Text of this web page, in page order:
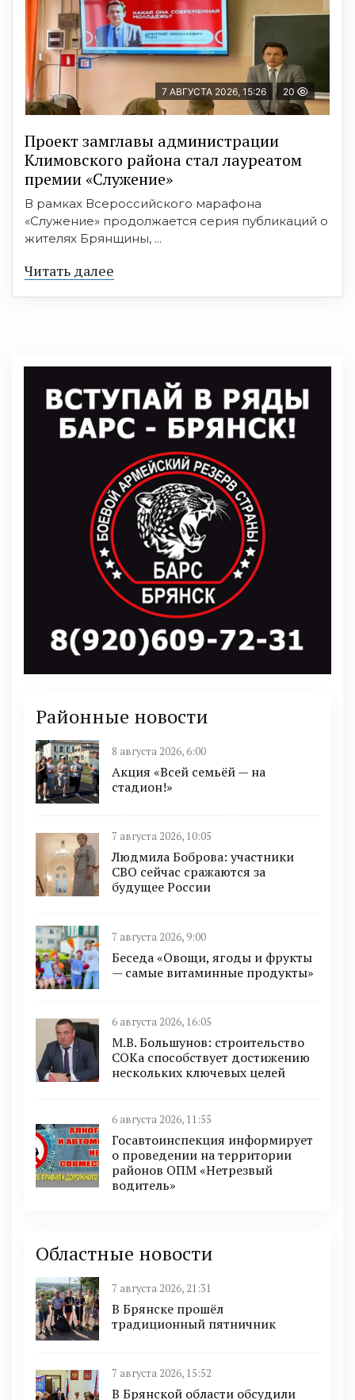
7 АВГУСТА 2026, 15:26 20
Проект замглавы администрации
Климовского района стал лауреатом
премии «Служение»
В рамках Всероссийского марафона
«Служение» продолжается серия публикаций о
жителях Брянщины, ...
Читать далее
Районные новости
8 августа 2026, 6:00
Акция «Всей семьёй — на
стадион!»
7 августа 2026, 10:05
Людмила Боброва: участники
СВО сейчас сражаются за
будущее России
7 августа 2026, 9:00
Беседа «Овощи, ягоды и фрукты
— самые витаминные продукты»
6 августа 2026, 16:05
М.В. Большунов: строительство
СОКа способствует достижению
нескольких ключевых целей
6 августа 2026, 11:55
Госавтоинспекция информирует
о проведении на территории
районов ОПМ «Нетрезвый
водитель»
Областные новости
7 августа 2026, 21:31
В Брянске прошёл
традиционный пятничник
7 августа 2026, 15:52
В Брянской области обсудили